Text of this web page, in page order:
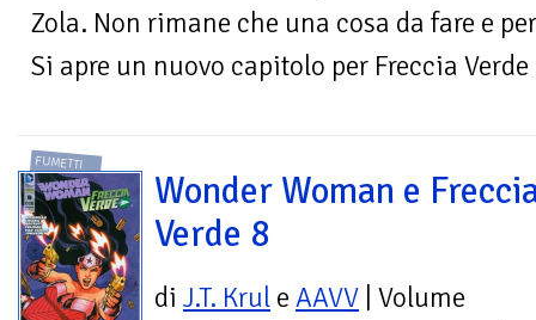
Zola. Non rimane che una cosa da fare e
Si apre un nuovo capitolo per Freccia
FUMETTI
Wonder Woman e
Verde 8
di J.T. Krul e AAVV | Volume